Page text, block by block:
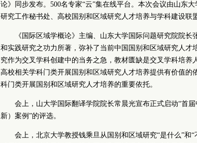
论》同步发布。 500名专家“云”集在线平台。本次会议由山东
研究工作秘书处、高校国别和区域研究人才培养与学科建设联
《国际区域学概论》主编、山东大学国际问题研究院院
和实践研究之功力所著，弥补了当前中国国别和区域研究人才
究作为交叉学科创建中的当务之急，教材匮缺是交叉学科培养
高校相关学科门类开展国别和区域研究人才培养提供有价值的
科门类开展国别和区域研究人才培养的重要依托。
会上，山大学国际翻译学院院长常晨光宣布正式启动“首
新）案例”的评选。
会上，北京大学教授钱乘旦从国别和区域研究“是什么”和